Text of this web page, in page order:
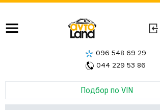
Подбор по VIN
096 548 69 29
044 229 53 86